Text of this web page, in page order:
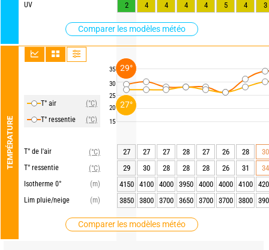
UV
Comparer les modèles météo
TEMPÉRATURE
T° air
(°C)
T° ressentie
(°C)
T° de l'air
(°C)
T° ressentie
(°C)
Isotherme 0°
(m)
Lim pluie/neige
(m)
Comparer les modèles météo
35
30
25
20
15
2
4 4 4 4 5 4 3
27 27 27 28 27 26 28
30
29
30 28 28 28 26 31
34
4150
4100 4000 3950 4000 4000 4100
3850
3800 3700 3650 3700 3700 3800
27°
29°